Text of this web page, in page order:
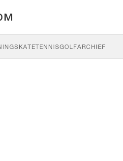
SKATETENNISGOLFARCHIEF